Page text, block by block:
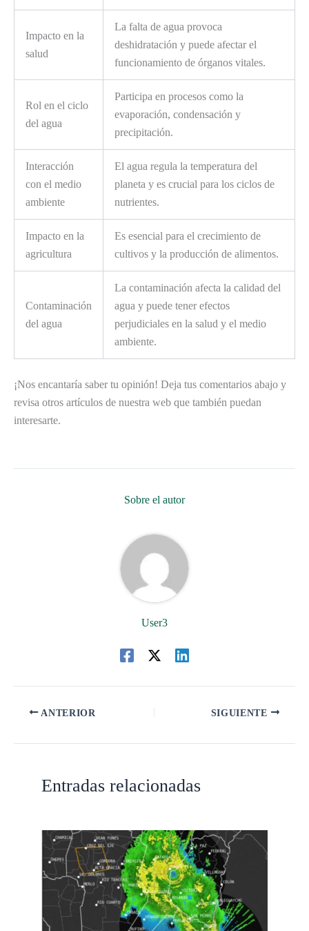
Impacto en la
salud
La falta de agua provoca
deshidratación y puede afectar el
funcionamiento de órganos vitales.
Rol en el ciclo
del agua
Participa en procesos como la
evaporación, condensación y
precipitación.
Interacción
con el medio
ambiente
El agua regula la temperatura del
planeta y es crucial para los ciclos de
nutrientes.
Impacto en la
agricultura
Es esencial para el crecimiento de
cultivos y la producción de alimentos.
Contaminación
del agua
La contaminación afecta la calidad del
agua y puede tener efectos
perjudiciales en la salud y el medio
ambiente.
¡Nos encantaría saber tu opinión! Deja tus comentarios abajo y
revisa otros artículos de nuestra web que también puedan
interesarte.
Sobre el autor
User3
ANTERIOR SIGUIENTE
Entradas relacionadas